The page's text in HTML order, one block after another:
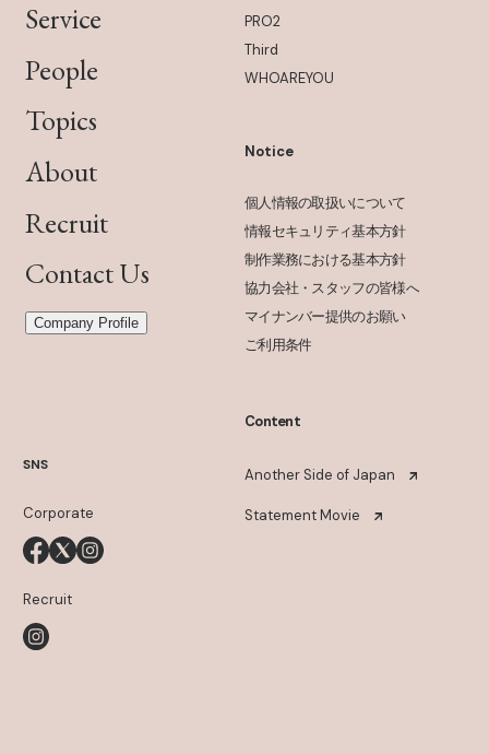
Service
People
Topics
About
Recruit
Contact Us
Company Profile
PRO2
Third
WHOAREYOU
SNS
Corporate
Recruit
Notice
個人情報の取扱いについて
情報セキュリティ基本方針
制作業務における基本方針
協力会社・スタッフの皆様へ
マイナンバー提供のお願い
ご利用条件
Content
Another Side of Japan
Statement Movie